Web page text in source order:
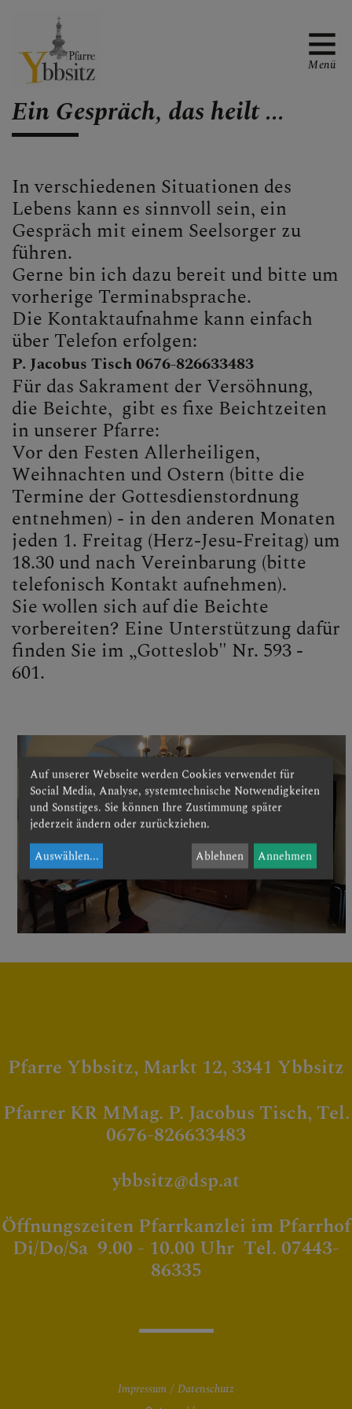
.... ich ein Gespräch, Aussprache
oder Beichte wünsche
.... wir heiraten möchten
.... mein Kind getauft werden soll
.... ich Fragen zu Erstkommunion
oder Firmung habe
.... ich (wieder) in die Kirche
eintreten möchte
.... ich die Krankenkommunion
oder Krankensalbung wünsche
.... jemand verstorben ist
GOTTESDIENSTORDNUN
G
PFARRE
PFARRBLATT
TERMINE
Menü
Ein Gespräch, das heilt ...
In verschiedenen Situationen des
Lebens kann es sinnvoll sein, ein
Gespräch mit einem Seelsorger zu
führen.
Gerne bin ich dazu bereit und bitte um
vorherige Terminabsprache.
Die Kontaktaufnahme kann einfach
über Telefon erfolgen:
P. Jacobus Tisch 0676-826633483
Für das Sakrament der Versöhnung,
die Beichte, gibt es fixe Beichtzeiten
in unserer Pfarre:
Vor den Festen Allerheiligen,
Weihnachten und Ostern (bitte die
Termine der Gottesdienstordnung
entnehmen) - in den anderen Monaten
jeden 1. Freitag (Herz-Jesu-Freitag) um
18.30 und nach Vereinbarung (bitte
telefonisch Kontakt aufnehmen).
Sie wollen sich auf die Beichte
vorbereiten? Eine Unterstützung dafür
finden Sie im „Gotteslob" Nr. 593 -
601.
Pfarre Ybbsitz, Markt 12, 3341 Ybbsitz
Pfarrer KR MMag. P. Jacobus Tisch, Tel.
0676-826633483
ybbsitz@dsp.at
Öffnungszeiten Pfarrkanzlei im Pfarrhof
Di/Do/Sa 9.00 - 10.00 Uhr Tel. 07443-
86335
Impressum
Datenschutz
Auf unserer Webseite werden Cookies verwendet für
Social Media, Analyse, systemtechnische Notwendigkeiten
und Sonstiges. Sie können Ihre Zustimmung später
jederzeit ändern oder zurückziehen.
Auswählen... Ablehnen Annehmen